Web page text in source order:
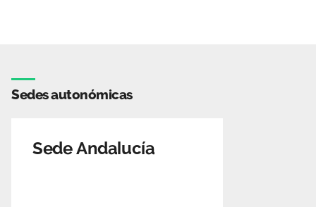
Sedes autonómicas
Sede Andalucía